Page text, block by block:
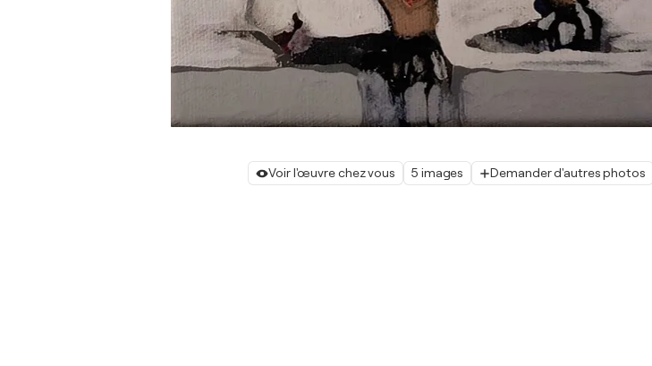
Voir l'œuvre chez vous 5 images Demander d'autres photos